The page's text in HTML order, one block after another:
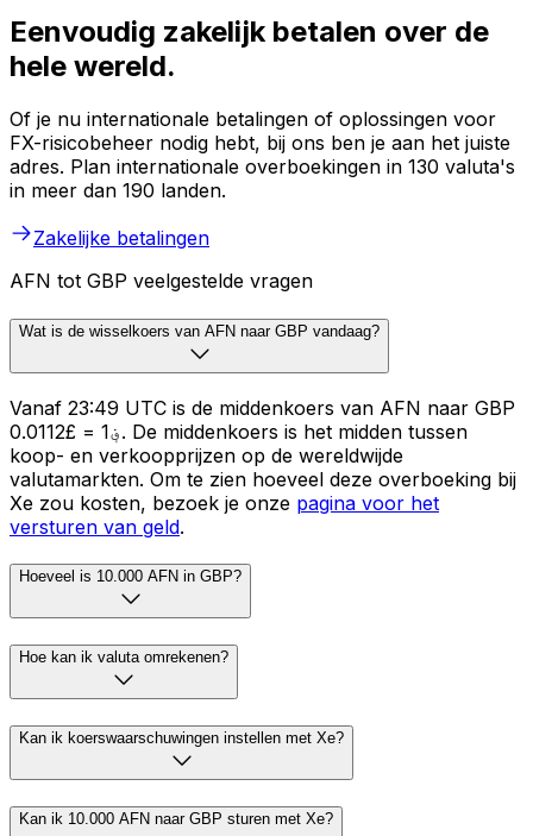
Eenvoudig zakelijk betalen over de
hele wereld.
Of je nu internationale betalingen of oplossingen voor
FX-risicobeheer nodig hebt, bij ons ben je aan het juiste
adres. Plan internationale overboekingen in 130 valuta's
in meer dan 190 landen.
Zakelijke betalingen
AFN tot GBP veelgestelde vragen
Wat is de wisselkoers van AFN naar GBP vandaag?
Vanaf 23:49 UTC is de middenkoers van AFN naar GBP
؋1 = £0.0112. De middenkoers is het midden tussen
koop- en verkoopprijzen op de wereldwijde
valutamarkten. Om te zien hoeveel deze overboeking bij
Xe zou kosten, bezoek je onze pagina voor het
versturen van geld.
Hoeveel is 10.000 AFN in GBP?
Hoe kan ik valuta omrekenen?
Kan ik koerswaarschuwingen instellen met Xe?
Kan ik 10.000 AFN naar GBP sturen met Xe?